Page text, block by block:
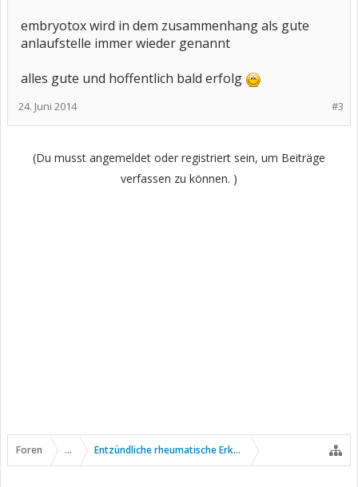
embryotox wird in dem zusammenhang als gute
anlaufstelle immer wieder genannt
alles gute und hoffentlich bald erfolg
#3
24. Juni 2014
(Du musst angemeldet oder registriert sein, um Beiträge
verfassen zu können. )
Foren ... Entzündliche rheumatische Erkrankungen